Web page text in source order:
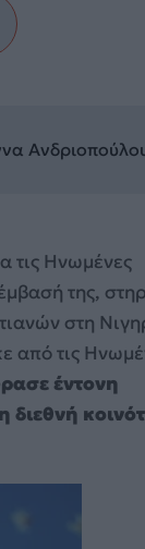
τις Ηνωμένες
της,
στη
από τις
έντονη